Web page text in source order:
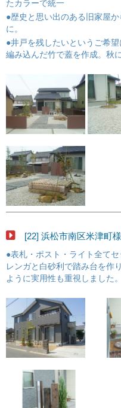
たカラーで統一
●歴史と思い出のある旧家屋
に。
●井戸を残したいというご希
編み込んだ竹で蓋を作成。秋
[22] 浜松市南区米津町
●表札・ポスト・ライト全て
レンガと白砂利で踏み台を作
ように実用性も重視しました。